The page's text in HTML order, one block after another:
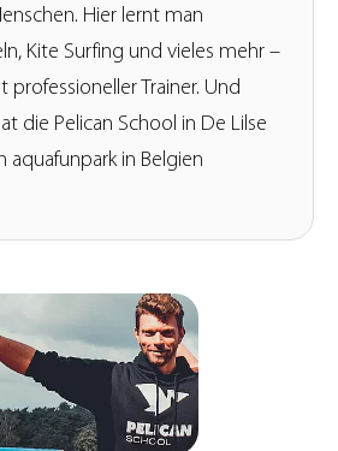
Hier lernt man
Kite Surfing und vieles mehr –
professioneller Trainer. Und
die Pelican School in De Lilse
aquafunpark in Belgien